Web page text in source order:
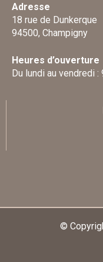
Adresse
18 rue de Dunkerque
94500, Champigny
Heures d’ouverture
Du lundi au vendredi
©